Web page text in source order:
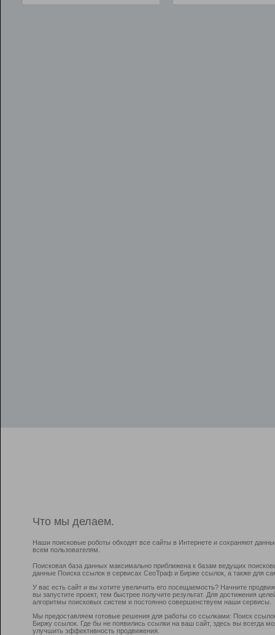
Что мы делаем.
Наши поисковые роботы обходят все сайты в Интернете и сохраняют
всем пользователям.
Поисковая база данных максимально приближена к базам ведущих
данные Поиска ссылок в сервисах СеоТраф и Бирже ссылок, а также для
У вас есть сайт и вы хотите увеличить его посещаемость? Начните
вы запустите проект, тем быстрее получите результат. Для достижения
алгоритмы поисковых систем и постоянно совершенствуем наши сервисы.
Мы предоставляем готовые решения для работы со ссылками: Поиск
Биржу ссылок. Где бы не появились ссылки на ваш сайт, здесь вы всегда
улучшить эффективность продвижения.